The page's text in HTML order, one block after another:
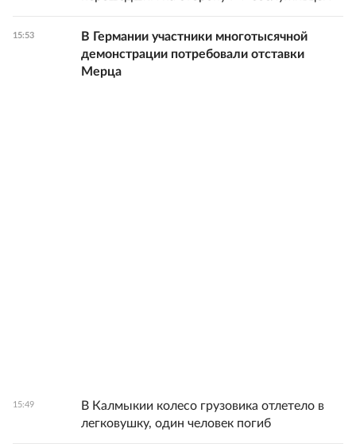
15:53
В Германии участники многотысячной
демонстрации потребовали отставки
Мерца
15:49
В Калмыкии колесо грузовика отлетело в
легковушку, один человек погиб